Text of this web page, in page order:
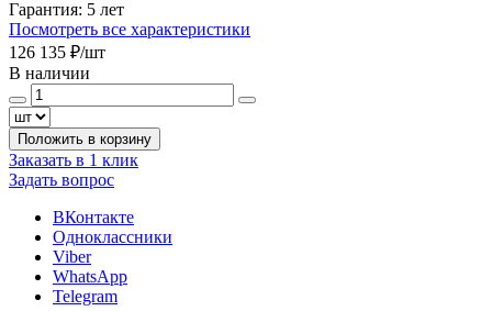
Гарантия: 5 лет
Посмотреть все характеристики
126 135 ₽/шт
В наличии
Положить в корзину
Заказать в 1 клик
Задать вопрос
ВКонтакте
Одноклассники
Viber
WhatsApp
Telegram